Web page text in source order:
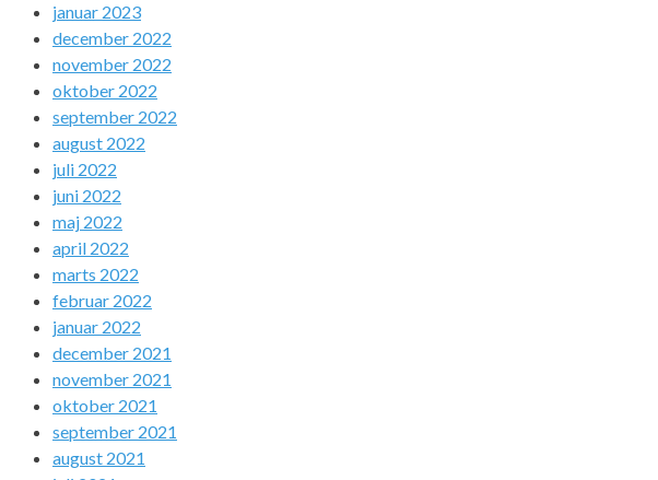
januar 2023
december 2022
november 2022
oktober 2022
september 2022
august 2022
juli 2022
juni 2022
maj 2022
april 2022
marts 2022
februar 2022
januar 2022
december 2021
november 2021
oktober 2021
september 2021
august 2021